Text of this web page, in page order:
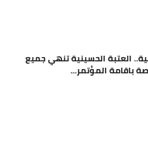
العتبة الحسينية تنهي جميع
باقامة المؤتمر...